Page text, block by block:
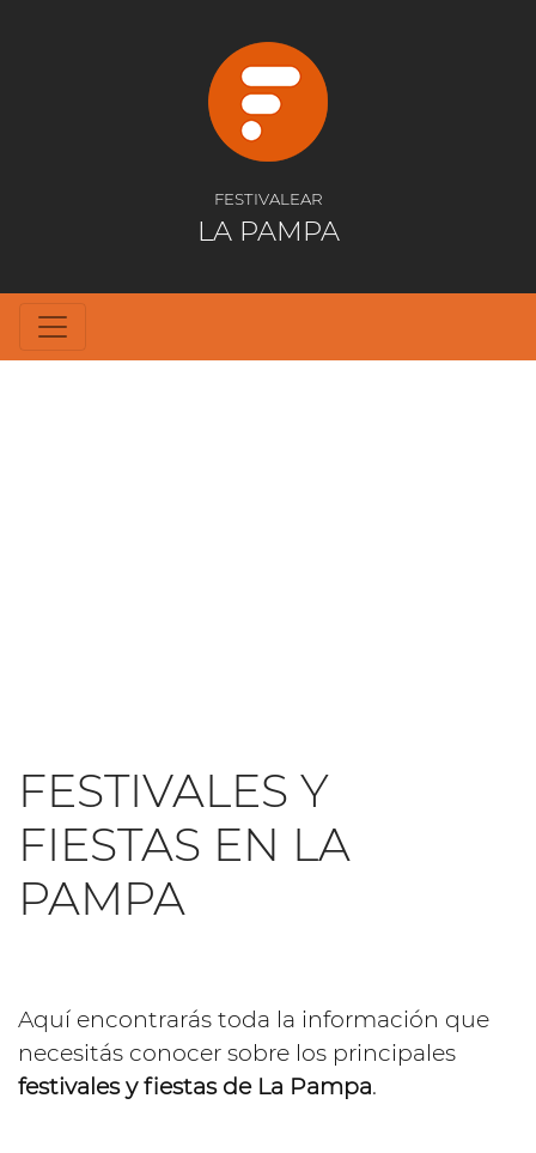
FESTIVALEAR
LA PAMPA
FESTIVALES Y
FIESTAS EN LA
PAMPA
Aquí encontrarás toda la información que
necesitás conocer sobre los principales
festivales y fiestas de La Pampa.